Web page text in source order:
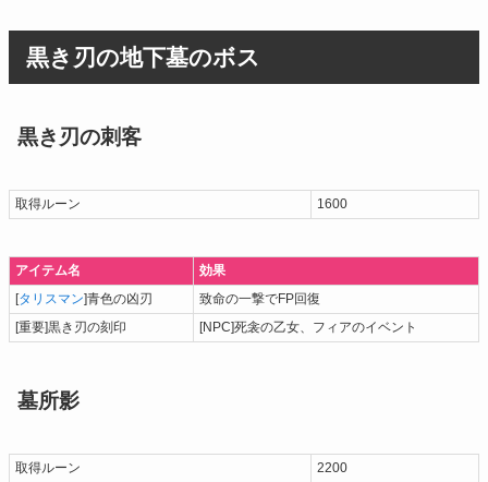
黒き刃の地下墓のボス
黒き刃の刺客
取得ルーン 1600
アイテム名
効果
[タリスマン]青色の凶刃
致命の一撃でFP回復
[重要]黒き刃の刻印
[NPC]死衾の乙女、フィアのイベント
墓所影
取得ルーン 2200